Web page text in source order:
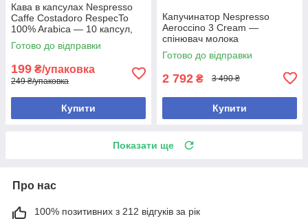
Кава в капсулах Nespresso
Caffe Costadoro RespecTo
100% Arabica — 10 капсул,
Nespresso Original
Готово до відправки
199 ₴/упаковка
249 ₴/упаковка
Купити
Капучинатор Nespresso
Aeroccino 3 Cream —
спінювач молока
Готово до відправки
2 792 ₴ 3 490 ₴
Купити
Показати ще
Про нас
100% позитивних з 212 відгуків за рік